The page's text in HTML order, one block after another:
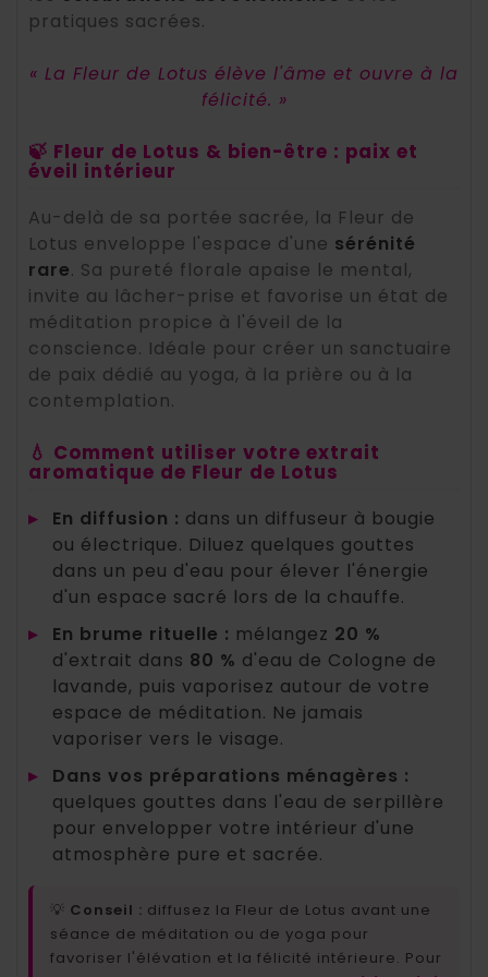
pratiques sacrées.
« La Fleur de Lotus élève l'âme et ouvre à la
félicité. »
🍃 Fleur de Lotus & bien-être : paix et
éveil intérieur
Au-delà de sa portée sacrée, la Fleur de
Lotus enveloppe l'espace d'une sérénité
rare. Sa pureté florale apaise le mental,
invite au lâcher-prise et favorise un état de
méditation propice à l'éveil de la
conscience. Idéale pour créer un sanctuaire
de paix dédié au yoga, à la prière ou à la
contemplation.
💧 Comment utiliser votre extrait
aromatique de Fleur de Lotus
▸ En diffusion : dans un diffuseur à bougie
ou électrique. Diluez quelques gouttes
dans un peu d'eau pour élever l'énergie
d'un espace sacré lors de la chauffe.
▸
En brume rituelle : mélangez 20 %
d'extrait dans 80 % d'eau de Cologne de
lavande, puis vaporisez autour de votre
espace de méditation. Ne jamais
vaporiser vers le visage.
▸
Dans vos préparations ménagères :
quelques gouttes dans l'eau de serpillère
pour envelopper votre intérieur d'une
atmosphère pure et sacrée.
💡 Conseil : diffusez la Fleur de Lotus avant une
séance de méditation ou de yoga pour
favoriser l'élévation et la félicité intérieure. Pour